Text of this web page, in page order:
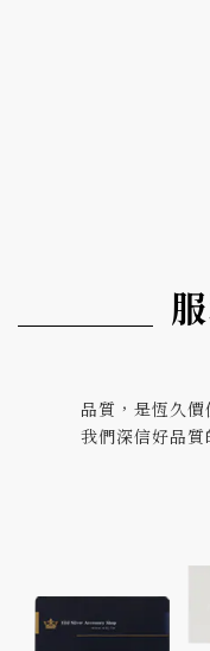
品質，是恆久
我們深信好品質